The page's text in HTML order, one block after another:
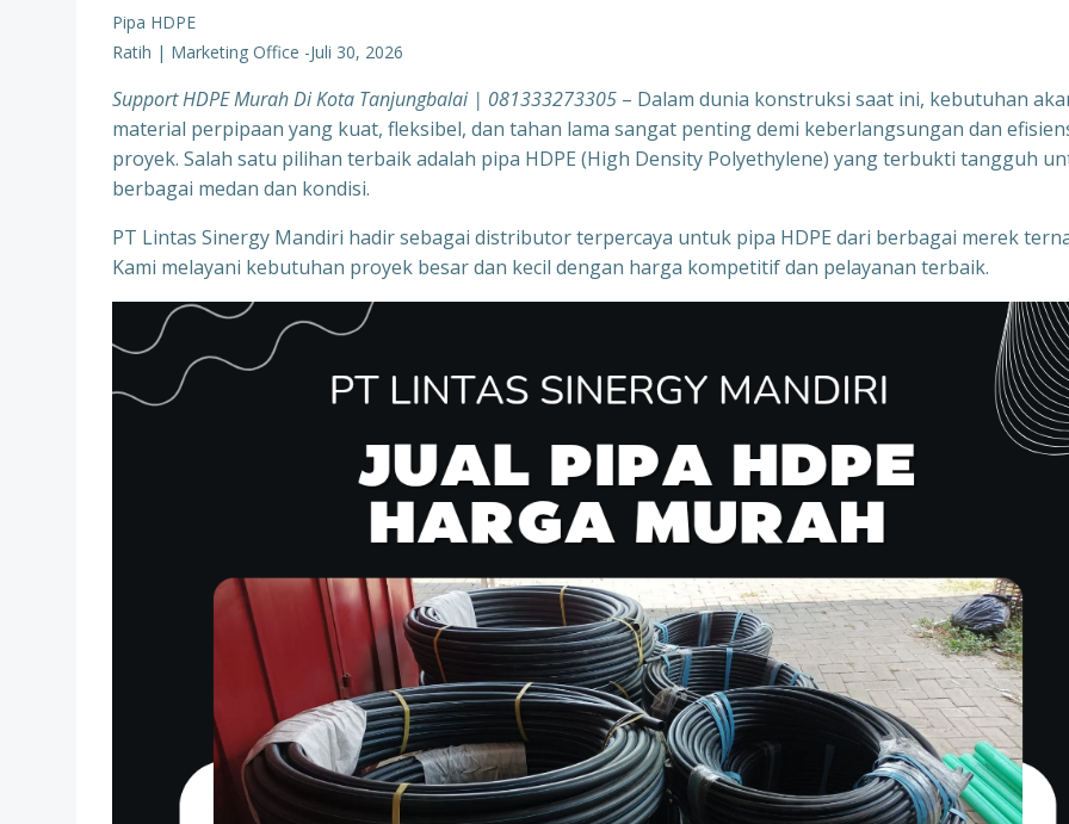
Pipa HDPE
Ratih | Marketing Office -Juli 30, 2026
Support HDPE Murah Di Kota Tanjungbalai | 081333273305 – Dalam dunia konstruksi saat ini, kebutuhan
material perpipaan yang kuat, fleksibel, dan tahan lama sangat penting demi keberlangsungan dan
proyek. Salah satu pilihan terbaik adalah pipa HDPE (High Density Polyethylene) yang terbukti tangguh
berbagai medan dan kondisi.
PT Lintas Sinergy Mandiri hadir sebagai distributor terpercaya untuk pipa HDPE dari berbagai merek
Kami melayani kebutuhan proyek besar dan kecil dengan harga kompetitif dan pelayanan terbaik.